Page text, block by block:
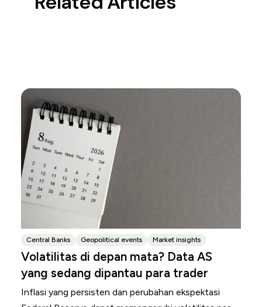
Central Banks Geopolitical events Market insights
Volatilitas di depan mata? Data AS
yang sedang dipantau para trader
Inflasi yang persisten dan perubahan ekspektasi